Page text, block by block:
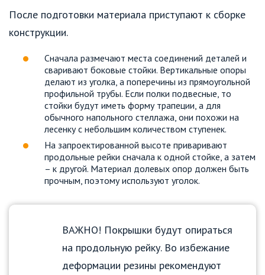
После подготовки материала приступают к сборке
конструкции.
Сначала размечают места соединений деталей и
сваривают боковые стойки. Вертикальные опоры
делают из уголка, а поперечины из прямоугольной
профильной трубы. Если полки подвесные, то
стойки будут иметь форму трапеции, а для
обычного напольного стеллажа, они похожи на
лесенку с небольшим количеством ступенек.
На запроектированной высоте приваривают
продольные рейки сначала к одной стойке, а затем
– к другой. Материал долевых опор должен быть
прочным, поэтому используют уголок.
ВАЖНО! Покрышки будут опираться
на продольную рейку. Во избежание
деформации резины рекомендуют